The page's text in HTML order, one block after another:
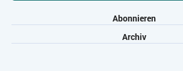
Abonnieren
Archiv